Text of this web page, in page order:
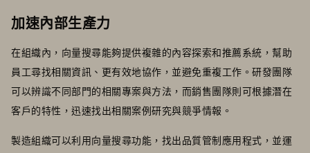
加速內部生產力
在組織內，向量搜尋能夠提供複雜的內容探索和推薦系統，幫助
員工尋找相關資訊、更有效地協作，並避免重複工作。研發團隊
可以辨識不同部門的相關專案與方法，而銷售團隊則可根據潛在
客戶的特性，迅速找出相關案例研究與競爭情報。
製造組織可以利用向量搜尋功能，找出品質管制應用程式，並運